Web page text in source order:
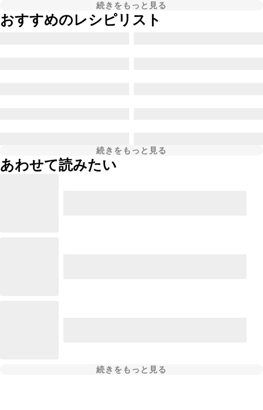
続きをもっと見る
おすすめのレシピリスト
続きをもっと見る
あわせて読みたい
続きをもっと見る